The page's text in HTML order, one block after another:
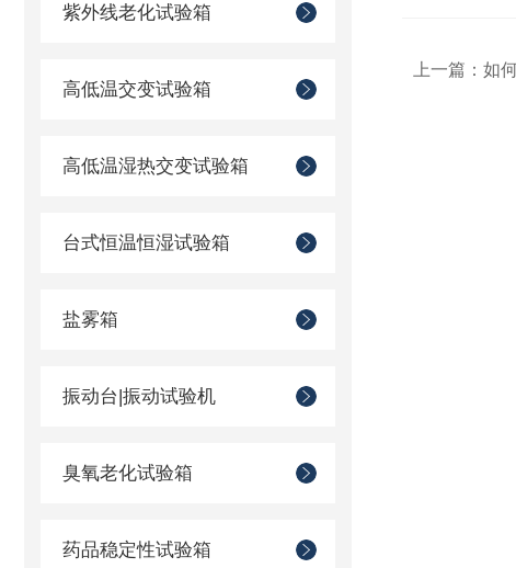
紫外线老化试验箱
高低温交变试验箱
高低温湿热交变试验箱
台式恒温恒湿试验箱
盐雾箱
振动台|振动试验机
臭氧老化试验箱
药品稳定性试验箱
上一篇： 如